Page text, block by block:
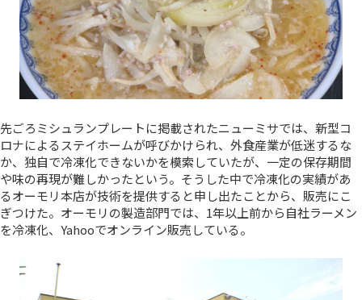
先ごろミシュランプレートに掲載されたニューミサでは、新型コ
ロナによるステイホームが呼びかけられ、外食産業が低迷するな
か、独自で冷凍化できないかを模索していたが、一定の保存期間
や味の再現が難しかったという。そうした中で冷凍化の実績があ
るオーモリ本店が技術を提供すると申し出たことから、販売にこ
ぎつけた。オーモリの製造部門では、1年以上前から自社ラーメン
を冷凍化、Yahooでオンライン販売している。